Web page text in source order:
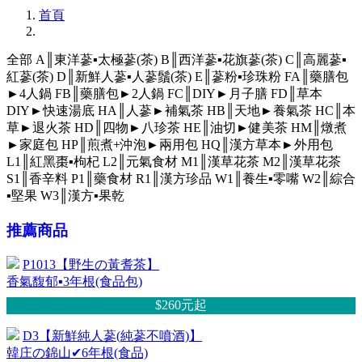
首頁
全部 A║東洋蔘▪太極蔘(茶) B║西洋蔘▪花旗蔘(茶) C║高麗蔘▪
紅蔘(茶) D║新鮮人蔘▪人蔘鬚(茶) E║蔘粉▪珍珠粉 FA║藥膳包
►4人鍋 FB║藥膳包►2人鍋 FC║DIY►月子膳 FD║草本
DIY►快速湯底 HA║人蔘►補氣茶 HB║天地►養氣茶 HC║本
草►退火茶 HD║四物►八珍茶 HE║油切►健美茶 HM║燉煮
►家庭包 HP║煎煮+沖泡►兩用包 HQ║漢方草本►外用包
L1║紅黑棗▪枸杞 L2║元氣食材 M1║漢草花茶 M2║漢草花茶
S1║香辛料 P1║藥食材 R1║漢方珍品 W1║養生▪零嘴 W2║綜合
▪堅果 W3║漢方▪果乾
推薦商品
P1013【野生の黃耆茶】
香氣馥郁▪3年根(食品包)
$260元起
D3【新鮮純人蔘(純蔘不噴酒)】
韓庄の錦山✔6年根(食品)